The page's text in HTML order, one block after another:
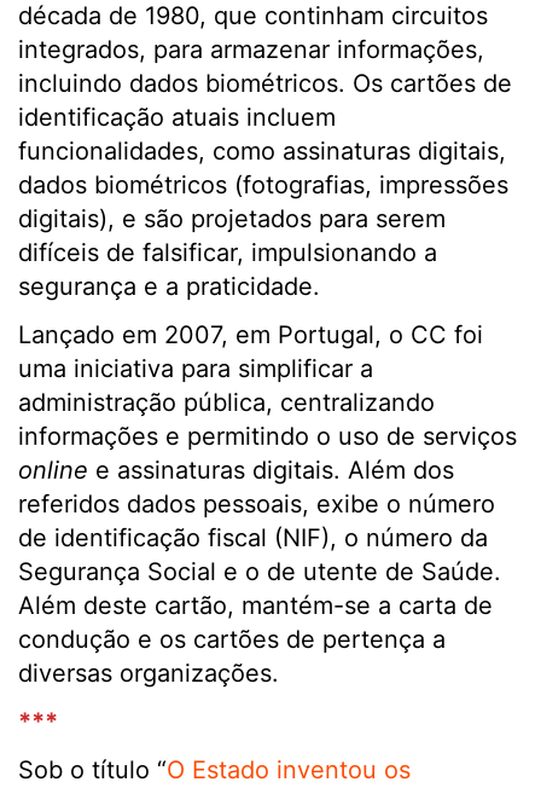
década de 1980, que continham circuitos
integrados, para armazenar informações,
incluindo dados biométricos. Os cartões de
identificação atuais incluem
funcionalidades, como assinaturas digitais,
dados biométricos (fotografias, impressões
digitais), e são projetados para serem
difíceis de falsificar, impulsionando a
segurança e a praticidade.
Lançado em 2007, em Portugal, o CC foi
uma iniciativa para simplificar a
administração pública, centralizando
informações e permitindo o uso de serviços
online e assinaturas digitais. Além dos
referidos dados pessoais, exibe o número
de identificação fiscal (NIF), o número da
Segurança Social e o de utente de Saúde.
Além deste cartão, mantém-se a carta de
condução e os cartões de pertença a
diversas organizações.
***
Sob o título “O Estado inventou os